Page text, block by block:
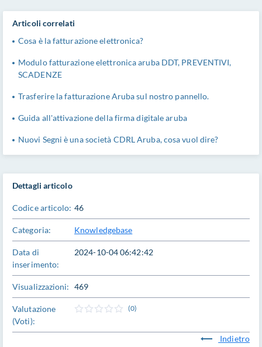
Dettagli articolo
Codice articolo: 46
Categoria: Knowledgebase
Data di
inserimento:
2024-10-04 06:42:42
Visualizzazioni: 469
Valutazione
(Voti):
(0)
Indietro
Articoli correlati
Cosa è la fatturazione elettronica?
Modulo fatturazione elettronica aruba DDT, PREVENTIVI,
SCADENZE
Trasferire la fatturazione Aruba sul nostro pannello.
Guida all'attivazione della firma digitale aruba
Nuovi Segni è una società CDRL Aruba, cosa vuol dire?